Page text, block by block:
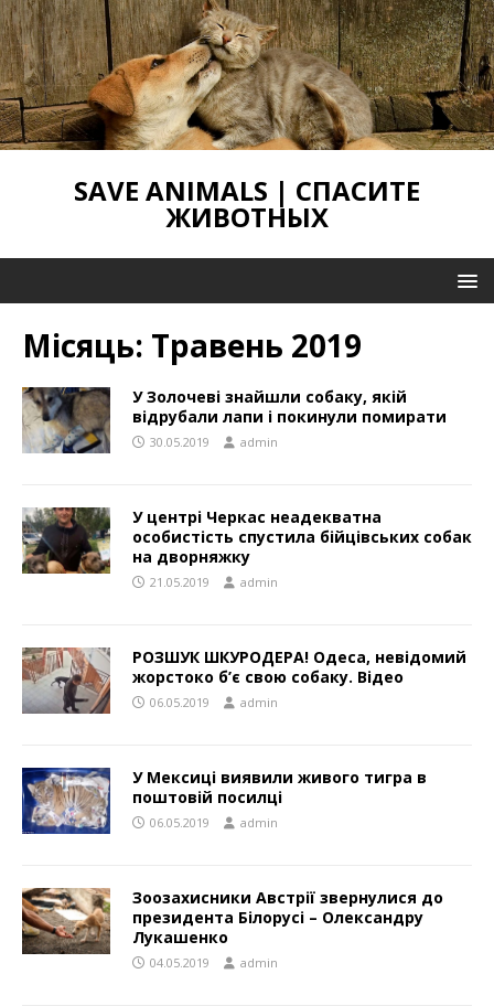
SAVE ANIMALS | СПАСИТЕ
ЖИВОТНЫХ
Місяць: Травень 2019
У Золочеві знайшли собаку, якій
відрубали лапи і покинули помирати
30.05.2019 admin
У центрі Черкас неадекватна
особистість спустила бійцівських собак
на дворняжку
21.05.2019 admin
РОЗШУК ШКУРОДЕРА! Одеса, невідомий
жорстоко б’є свою собаку. Відео
06.05.2019 admin
У Мексиці виявили живого тигра в
поштовій посилці
06.05.2019 admin
Зоозахисники Австрії звернулися до
президента Білорусі – Олександру
Лукашенко
04.05.2019 admin